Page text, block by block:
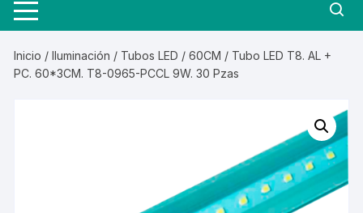
Inicio /Iluminación / Tubos LED /60CM / Tubo LED T8. AL +
PC. 60*3CM. T8-0965-PCCL 9W. 30 Pzas